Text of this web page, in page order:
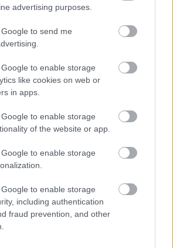
advertising purposes.
to send me
to enable storage
like cookies on web or
in apps.
to enable storage
of the website or app.
to enable storage
to enable storage
including authentication
fraud prevention, and other
με τον